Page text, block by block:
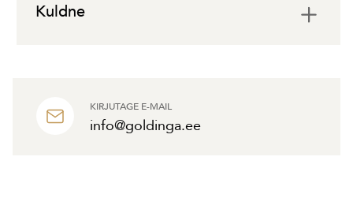
KIRJUTAGE E-MAIL
info@goldinga.ee
Kuldne